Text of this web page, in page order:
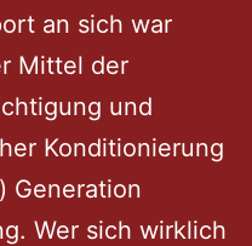
an sich war
Mittel der
und
Konditionierung
Generation
Wer sich wirklich